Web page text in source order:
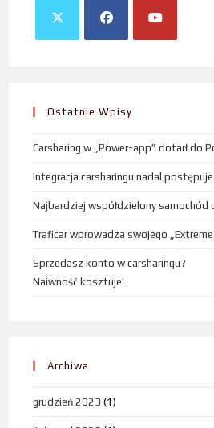
Ostatnie Wpisy
Carsharing w „Power-app” dotarł do
Integracja carsharingu nadal postępuje.
Najbardziej współdzielony samochód
Traficar wprowadza swojego
Sprzedasz konto w carsharingu?
Naiwność kosztuje!
Archiwa
grudzień 2023 (1)